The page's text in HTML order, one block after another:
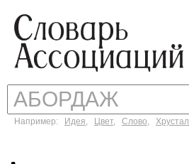
Например: Идея, Цвет, Слово,